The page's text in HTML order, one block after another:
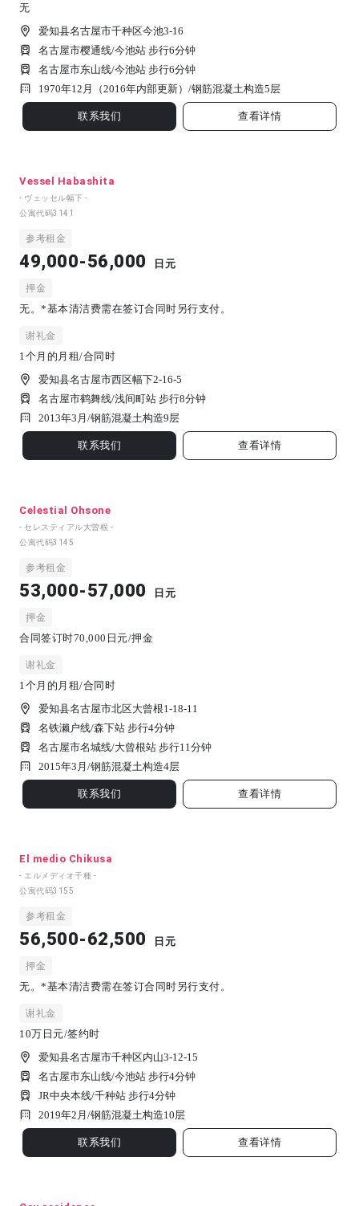
无
爱知县名古屋市千种区今池3-16
名古屋市樱通线/今池站 步行6分钟
名古屋市东山线/今池站 步行6分钟
1970年12月（2016年内部更新）/钢筋混凝土构造5 层
联系我们 查看详情
Vessel Habashita
- ヴェッセル幅下 -
公寓代码3141
参考租金
49,000-56,000 日元
押金
无。*基本清洁费需在签订合同时另行支付。
谢礼金
1个月的月租/合同时
爱知县名古屋市西区幅下2-16-5
名古屋市鹤舞线/浅间町站 步行8分钟
2013年3月/钢筋混凝土构造9 层
联系我们 查看详情
Celestial Ohsone
- セレスティアル大曽根 -
公寓代码3145
参考租金
53,000-57,000 日元
押金
合同签订时70,000日元/押金
谢礼金
1个月的月租/合同时
爱知县名古屋市北区大曾根1-18-11
名铁濑户线/森下站 步行4分钟
名古屋市名城线/大曾根站 步行11分钟
2015年3月/钢筋混凝土构造4 层
联系我们 查看详情
El medio Chikusa
- エルメディオ千種 -
公寓代码3155
参考租金
56,500-62,500 日元
押金
无。*基本清洁费需在签订合同时另行支付。
谢礼金
10万日元/签约时
爱知县名古屋市千种区内山3-12-15
名古屋市东山线/今池站 步行4分钟
JR中央本线/千种站 步行4分钟
2019年2月/钢筋混凝土构造10 层
联系我们 查看详情